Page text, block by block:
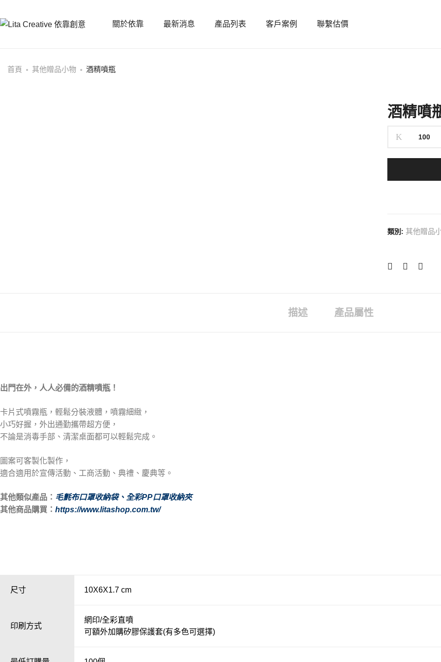
關於依靠 最新消息 產品列表 客戶案例 聯繫估價
首頁 其他贈品小物 酒精噴瓶
酒精噴
類別: 其他贈品
描述 產品屬性
出門在外，人人必備的酒精噴瓶！
卡片式噴霧瓶，輕鬆分裝液體，噴霧細緻，
小巧好握，外出通勤攜帶超方便，
不論是消毒手部、清潔桌面都可以輕鬆完成。
圖案可客製化製作，
適合適用於宣傳活動、工商活動、典禮、慶典等。
其他類似產品： 毛氈布口罩收納袋、全彩PP口罩收納夾
其他商品購買： https://www.litashop.com.tw/
尺寸 10X6X1.7 cm
印刷方式
網印/全彩直噴
可額外加購矽膠保護套(有多色可選擇)